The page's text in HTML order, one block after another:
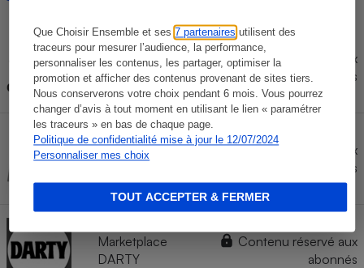
Que Choisir Ensemble et ses7 partenaires utilisent des
traceurs pour mesurer l’audience, la performance,
personnaliser les contenus, les partager, optimiser la
promotion et afficher des contenus provenant de sites tiers.
Nous conserverons votre choix pendant 6 mois. Vous pourrez
changer d’avis à tout moment en utilisant le lien « paramétrer
les traceurs » en bas de chaque page.
Politique de confidentialité mise à jour le 12/07/2024
Personnaliser mes choix
TOUT ACCEPTER & FERMER
Marketplace
CARREFOUR
Contenu réservé aux
abonnés
Marketplace
Contenu réservé aux
abonnés
Marketplace
DARTY
Contenu réservé aux
abonnés